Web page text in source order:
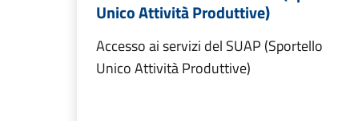
Unico Attività Produttive)
Accesso ai servizi del SUAP (Sportello
Unico Attività Produttive)